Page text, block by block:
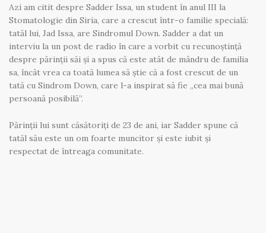
Azi am citit despre Sadder Issa, un student în anul III la
Stomatologie din Siria, care a crescut într-o familie specială:
tatăl lui, Jad Issa, are Sindromul Down. Sadder a dat un
interviu la un post de radio în care a vorbit cu recunoștință
despre părinții săi și a spus că este atât de mândru de familia
sa, încât vrea ca toată lumea să știe că a fost crescut de un
tată cu Sindrom Down, care l-a inspirat să fie „cea mai bună
persoană posibilă”.
Părinții lui sunt căsătoriți de 23 de ani, iar Sadder spune că
tatăl său este un om foarte muncitor și este iubit și
respectat de întreaga comunitate.